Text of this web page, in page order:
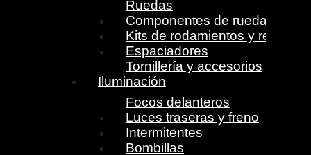
Ruedas
Componentes de ruedas
Kits de rodamientos y retenes
Espaciadores
Tornillería y accesorios
Iluminación
Focos delanteros
Luces traseras y freno
Intermitentes
Bombillas